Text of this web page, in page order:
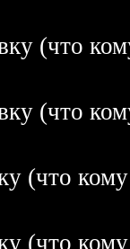
(что
(что
(что
(что